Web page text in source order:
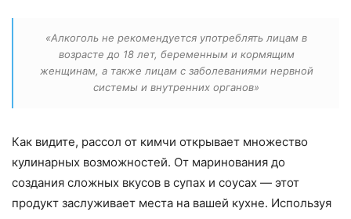
«Алкоголь не рекомендуется употреблять лицам в
возрасте до 18 лет, беременным и кормящим
женщинам, а также лицам с заболеваниями нервной
системы и внутренних органов»
Как видите, рассол от кимчи открывает множество
кулинарных возможностей. От маринования до
создания сложных вкусов в супах и соусах — этот
продукт заслуживает места на вашей кухне. Используя